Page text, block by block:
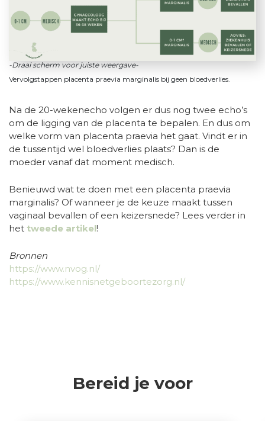
-Draai scherm voor juiste weergave-
Vervolgstappen placenta praevia marginalis bij geen bloedverlies.
Na de 20-wekenecho volgen er dus nog twee echo’s
om de ligging van de placenta te bepalen. En dus om
welke vorm van placenta praevia het gaat. Vindt er in
de tussentijd wel bloedverlies plaats? Dan is de
moeder vanaf dat moment medisch.
Benieuwd wat te doen met een placenta praevia
marginalis? Of wanneer je de keuze maakt tussen
vaginaal bevallen of een keizersnede? Lees verder in
het tweede artikel!
Bronnen
https://www.nvog.nl/
https://www.kennisnetgeboortezorg.nl/
Bereid je voor